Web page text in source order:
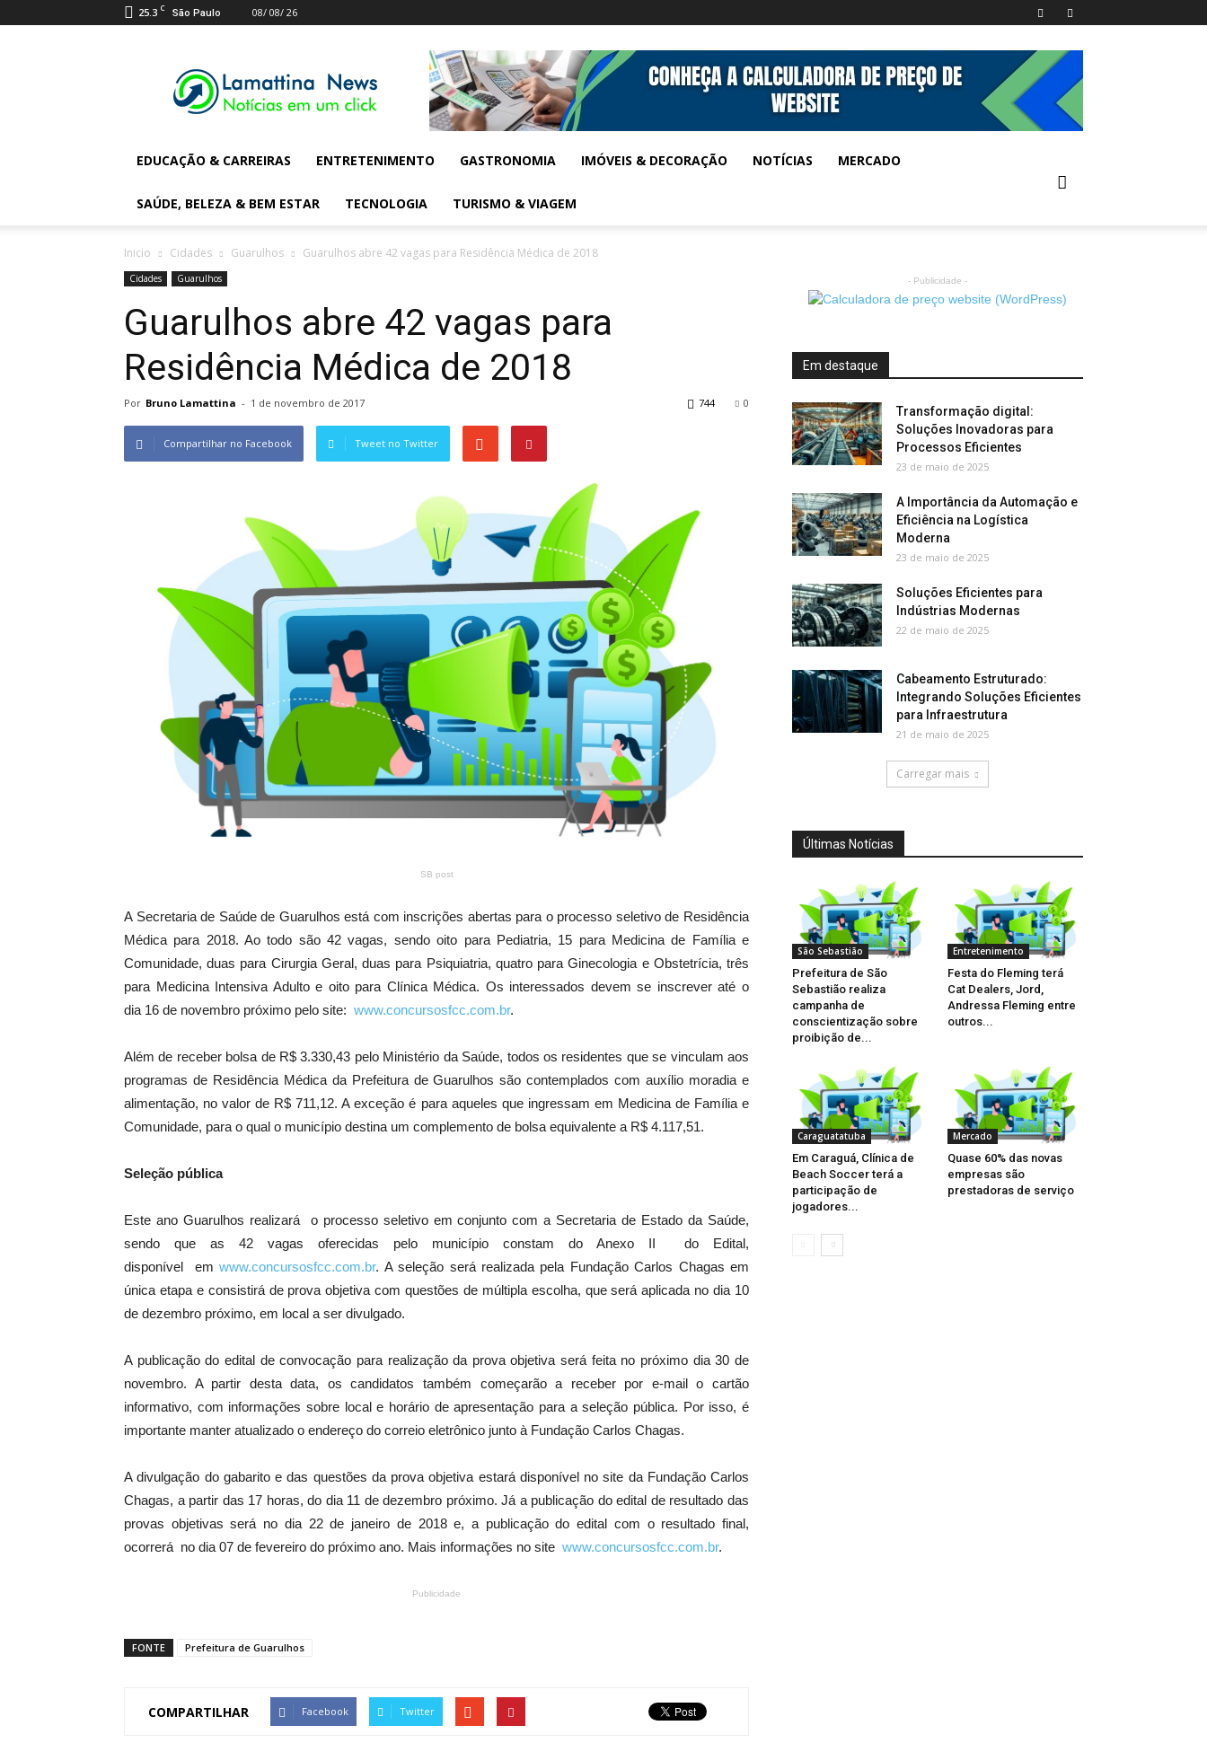
25.3 C São Paulo 08/ 08/ 26
Digital
News
EDUCAÇÃO & CARREIRAS ENTRETENIMENTO GASTRONOMIA IMÓVEIS & DECORAÇÃO NOTÍCIAS MERCADO
SAÚDE, BELEZA & BEM ESTAR TECNOLOGIA TURISMO & VIAGEM
Inicio Cidades Guarulhos Guarulhos abre 42 vagas para Residência Médica de 2018
Cidades Guarulhos
Guarulhos abre 42 vagas para
Residência Médica de 2018
Por Bruno Lamattina - 1 de novembro de 2017 0
744
Compartilhar no Facebook Tweet no Twitter
SB post
A Secretaria de Saúde de Guarulhos está com inscrições abertas para o processo seletivo de Residência
Médica para 2018. Ao todo são 42 vagas, sendo oito para Pediatria, 15 para Medicina de Família e
Comunidade, duas para Cirurgia Geral, duas para Psiquiatria, quatro para Ginecologia e Obstetrícia, três
para Medicina Intensiva Adulto e oito para Clínica Médica. Os interessados devem se inscrever até o
dia 16 de novembro próximo pelo site: www.concursosfcc.com.br.
Além de receber bolsa de R$ 3.330,43 pelo Ministério da Saúde, todos os residentes que se vinculam aos
programas de Residência Médica da Prefeitura de Guarulhos são contemplados com auxílio moradia e
alimentação, no valor de R$ 711,12. A exceção é para aqueles que ingressam em Medicina de Família e
Comunidade, para o qual o município destina um complemento de bolsa equivalente a R$ 4.117,51.
Seleção pública
Este ano Guarulhos realizará o processo seletivo em conjunto com a Secretaria de Estado da Saúde,
sendo que as 42 vagas oferecidas pelo município constam do Anexo II do Edital,
disponível emwww.concursosfcc.com.br. A seleção será realizada pela Fundação Carlos Chagas em
única etapa e consistirá de prova objetiva com questões de múltipla escolha, que será aplicada no dia 10
de dezembro próximo, em local a ser divulgado.
A publicação do edital de convocação para realização da prova objetiva será feita no próximo dia30 de
novembro. A partir desta data, os candidatos também começarão a receber por e-mail o cartão
informativo, com informações sobre local e horário de apresentação para a seleção pública. Por isso, é
importante manter atualizado o endereço do correio eletrônico junto à Fundação Carlos Chagas.
A divulgação do gabarito e das questões da prova objetiva estará disponível no site da Fundação Carlos
Chagas, a partir das 17 horas, do dia 11 de dezembro próximo. Já a publicação do edital de resultado das
provas objetivas será no dia 22 de janeiro de 2018 e, a publicação do edital com o resultado final,
ocorrerá no dia 07 de fevereiro do próximo ano. Mais informações no site www.concursosfcc.com.br.
Publicidade
FONTE Prefeitura de Guarulhos
COMPARTILHAR Facebook Twitter
- Publicidade -
Em destaque
Transformação digital:
Soluções Inovadoras para
Processos Eficientes
23 de maio de 2025
A Importância da Automação e
Eficiência na Logística
Moderna
23 de maio de 2025
Soluções Eficientes para
Indústrias Modernas
22 de maio de 2025
Cabeamento Estruturado:
Integrando Soluções Eficientes
para Infraestrutura
21 de maio de 2025
Carregar mais
Últimas Notícias
São Sebastião
Prefeitura de São
Sebastião realiza
campanha de
conscientização sobre
proibição de...
Entretenimento
Festa do Fleming terá
Cat Dealers, Jord,
Andressa Fleming entre
outros...
Caraguatatuba
Em Caraguá, Clínica de
Beach Soccer terá a
participação de
jogadores...
Mercado
Quase 60% das novas
empresas são
prestadoras de serviço